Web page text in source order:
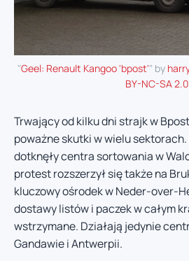
"Geel: Renault Kangoo 'bpost'" by
BY-NC-SA 2.0
Trwający od kilku dni strajk w
poważne skutki w wielu
dotknęły centra sortowania w
protest rozszerzył się także na
kluczowy ośrodek w Neder-over-
dostawy listów i paczek w całym
wstrzymane. Działają jedynie
Gandawie i Antwerpii.